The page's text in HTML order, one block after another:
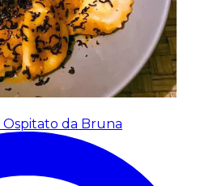
Ospitato da Bruna